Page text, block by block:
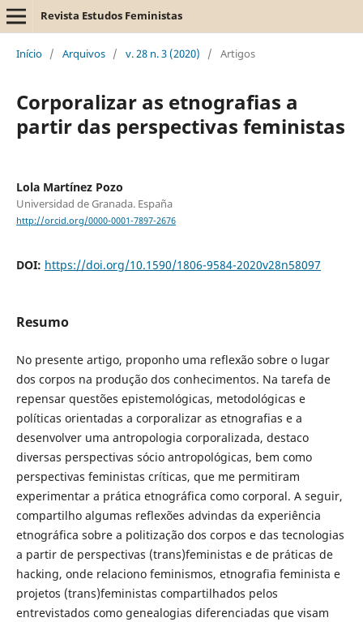
Revista Estudos Feministas
Início / Arquivos / v. 28 n. 3 (2020) / Artigos
Corporalizar as etnografias a
partir das perspectivas feministas
Lola Martínez Pozo
Universidad de Granada. España
http://orcid.org/0000-0001-7897-2676
DOI: https://doi.org/10.1590/1806-9584-2020v28n58097
Resumo
No presente artigo, proponho uma reflexão sobre o lugar
dos corpos na produção dos conhecimentos. Na tarefa de
repensar questões epistemológicas, metodológicas e
políticas orientadas a corporalizar as etnografias e a
desenvolver uma antropologia corporalizada, destaco
diversas perspectivas sócio antropológicas, bem como
perspectivas feministas críticas, que me permitiram
experimentar a prática etnográfica como corporal. A seguir,
compartilho algumas reflexões advindas da experiência
etnográfica sobre a politização dos corpos e das tecnologias
a partir de perspectivas (trans)feministas e de práticas de
hacking, onde relaciono feminismos, etnografia feminista e
projetos (trans)feministas compartilhados pelos
entrevistados como genealogias diferenciadas que visam